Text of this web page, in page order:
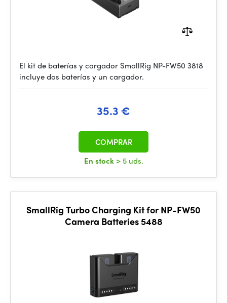
El kit de baterías y cargador SmallRig NP-FW50 3818
incluye dos baterías y un cargador.
35.3 €
En stock > 5 uds.
COMPRAR
SmallRig Turbo Charging Kit for NP-FW50
Camera Batteries 5488